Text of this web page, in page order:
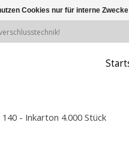
140 - Inkarton 4.000 Stück
Cookies nur für interne